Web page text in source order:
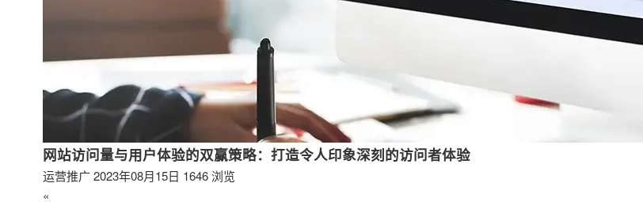
网站访问量与用户体验的双赢策略：打造令人印象深刻的访问者体验
运营推广 2023年08月15日 1646 浏览
«